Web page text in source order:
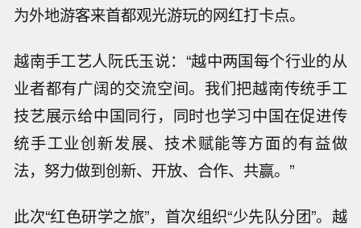
为外地游客来首都观光游玩的网红打卡点。
越南手工艺人阮氏玉说：“越中两国每个行业的从
业者都有广阔的交流空间。我们把越南传统手工
技艺展示给中国同行，同时也学习中国在促进传
统手工业创新发展、技术赋能等方面的有益做
法，努力做到创新、开放、合作、共赢。”
此次“红色研学之旅”，首次组织“少先队分团”。越